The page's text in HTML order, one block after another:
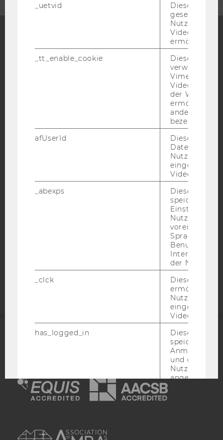
FacebookInstagramBlog
Bluesky
BARRIEREFREIHEITSERKLÄRUNG WEBSEITE
DATENSCHUTZERKLÄRUNG
DATENSCHUTZERKLÄRUNG SOCIAL MEDIA
STUDIENBEWERBER*INNEN UND STUDIERENDE
Barrierefreiheitserklärung
Webseite
_uetvid
Dieses
gesetzt, um
Nutzung des
Videoplayers
ermöglichen
_tt_enable_cookie
Dieses
verwendet,
Vimeo-
der WU-
ermöglichen
andere nicht
bezeichnete
afUserId
Dieses
Daten von
Videos
_abexps
Dieses Cookie
speichert
Nutzer*in, zB.
Sprache,
der Nutzer*in
_clck
Dieses Cookie
ermöglicht
Nutzung des
Video Players
has_logged_in
Dieses Cookie
speichert
und ob sich
Nutzer*in
angemeldet
language